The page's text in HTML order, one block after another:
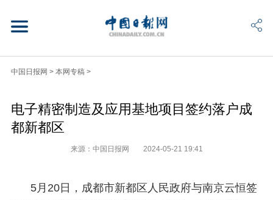
中国日报网 > 本网专稿 >
电子精密制造及应用基地项目签约落户成
都新都区
来源：中国日报网 2024-05-21 19:41
5月20日，成都市新都区人民政府与南京云恒签